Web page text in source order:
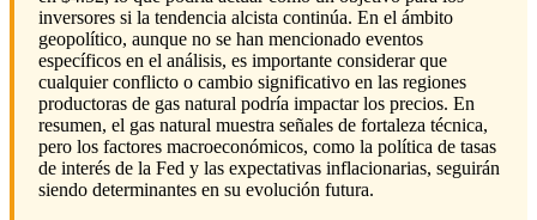
inversores si la tendencia alcista continúa. En el ámbito
geopolítico, aunque no se han mencionado eventos
específicos en el análisis, es importante considerar que
cualquier conflicto o cambio significativo en las regiones
productoras de gas natural podría impactar los precios. En
resumen, el gas natural muestra señales de fortaleza técnica,
pero los factores macroeconómicos, como la política de tasas
de interés de la Fed y las expectativas inflacionarias, seguirán
siendo determinantes en su evolución futura.